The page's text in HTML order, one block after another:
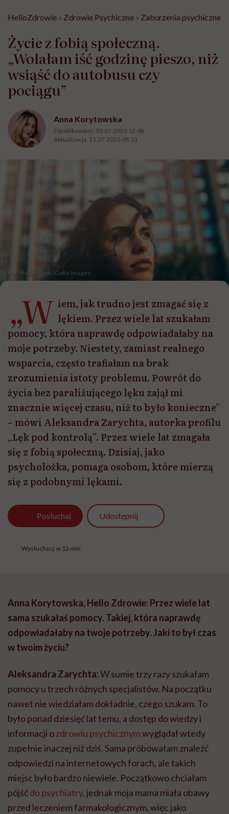
HelloZdrowie › Zdrowie Psychiczne › Zaburzenia psychiczne
Życie z fobią społeczną.
„Wolałam iść godzinę pieszo, niż
wsiąść do autobusu czy
pociągu”
Anna Korytowska
Opublikowano: 30.07.2026 12:48
Aktualizacja: 31.07.2026 08:13
Fot. filadendron, Getty Images
„W iem, jak trudno jest zmagać się z
lękiem. Przez wiele lat szukałam
pomocy, która naprawdę odpowiadałaby na
moje potrzeby. Niestety, zamiast realnego
wsparcia, często trafiałam na brak
zrozumienia istoty problemu. Powrót do
życia bez paraliżującego lęku zajął mi
znacznie więcej czasu, niż to było konieczne”
– mówi Aleksandra Zarychta, autorka profilu
„Lęk pod kontrolą”. Przez wiele lat zmagała
się z fobią społeczną. Dzisiaj, jako
psycholożka, pomaga osobom, które mierzą
się z podobnymi lękami.
Posłuchaj Udostępnij
Wysłuchasz w 13 min
Anna Korytowska, Hello Zdrowie: Przez wiele lat
sama szukałaś pomocy. Takiej, która naprawdę
odpowiadałaby na twoje potrzeby. Jaki to był czas
w twoim życiu?
Aleksandra Zarychta:W sumie trzy razy szukałam
pomocy u trzech różnych specjalistów. Na początku
nawet nie wiedziałam dokładnie, czego szukam. To
było ponad dziesięć lat temu, a dostęp do wiedzy i
informacji ozdrowiu psychicznymwyglądał wtedy
zupełnie inaczej niż dziś. Sama próbowałam znaleźć
odpowiedzi na internetowych forach, ale takich
miejsc było bardzo niewiele. Początkowo chciałam
pójśćdo psychiatry, jednak moja mama miała obawy
przed leczeniem farmakologicznym, więc jako